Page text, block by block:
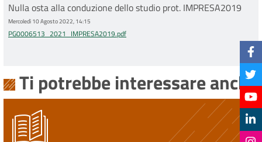
Nulla osta alla conduzione dello studio prot. IMPRESA2019
Mercoledì 10 Agosto 2022, 14:15
PG0006513_2021_IMPRESA2019.pdf
Ti potrebbe interessare anche